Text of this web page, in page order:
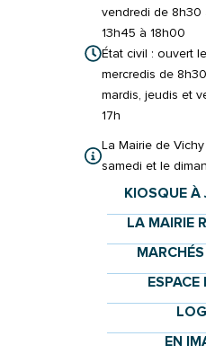
vendredi de 8h30
13h45 à 18h00
État civil : ouvert
mercredis de
mardis, jeudis et
17h
La Mairie de
samedi et le
KIOSQUE À
LA MAIRIE
ESPACE
EN